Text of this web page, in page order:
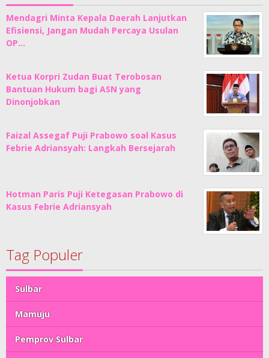
Mendagri Minta Kepala Daerah Lanjutkan
Efisiensi, Jangan Mudah Percaya Usulan
OP…
Ketua Korpri Zudan Buat Terobosan
Bantuan Hukum bagi ASN yang
Dinonjobkan
Faizal Assegaf Puji Prabowo soal Kasus
Febrie Adriansyah: Langkah Bersejarah
Hotman Paris Puji Ketegasan Prabowo di
Kasus Febrie Adriansyah
Tag Populer
Sulbar
Mamuju
Pemprov Sulbar